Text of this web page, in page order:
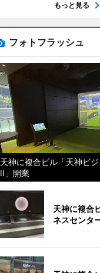
もっと見る
フォトフラッシュ
天神に複合ビル「天神ビ
II」開業
天神に複合
ネスセンタ